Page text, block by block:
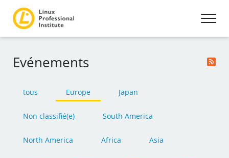
Evénements
tous Europe Japan
Non classifié(e) South America
North America Africa Asia